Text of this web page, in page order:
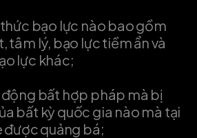
bạo lực nào bao gồm
tâm lý, bạo lực tiềm ẩn và
lực khác;
động bất hợp pháp mà bị
bất kỳ quốc gia nào mà tại
quảng bá;